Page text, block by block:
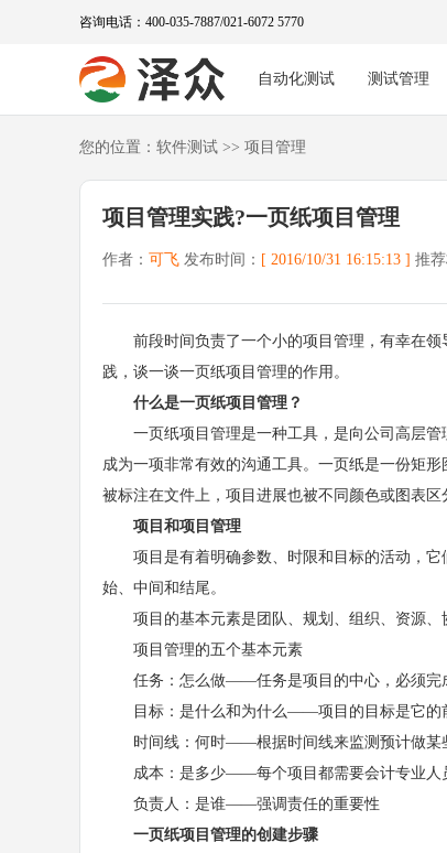
咨询电话：400-035-7887/021-6072 5770
自动化测试 测试管理
您的位置： 软件测试 >> 项目管理
项目管理实践?一页纸项目管理
作者： 可飞 发布时间： [ 2016/10/31 16:15:13 ] 推荐
前段时间负责了一个小的项目管理，有幸在领
践，谈一谈一页纸项目管理的作用。
什么是一页纸项目管理？
一页纸项目管理是一种工具，是向公司高层管
成为一项非常有效的沟通工具。一页纸是一份矩
被标注在文件上，项目进展也被不同颜色或图表
项目和项目管理
项目是有着明确参数、时限和目标的活动，它
始、中间和结尾。
项目的基本元素是团队、规划、组织、资源、
项目管理的五个基本元素
任务：怎么做——任务是项目的中心，必须完
目标：是什么和为什么——项目的目标是它的
时间线：何时——根据时间线来监测预计做某些
成本：是多少——每个项目都需要会计专业人
负责人：是谁——强调责任的重要性
一页纸项目管理的创建步骤